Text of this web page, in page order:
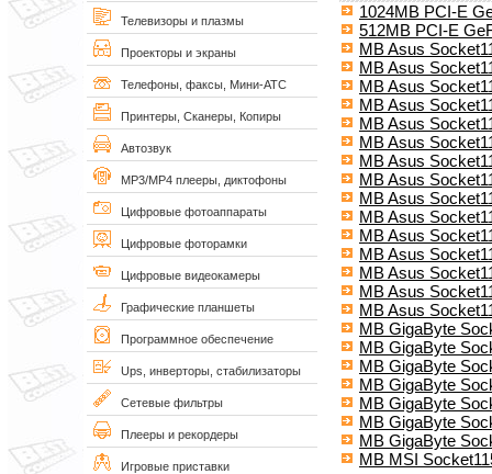
Телевизоры и плазмы
Проекторы и экраны
Телефоны, факсы, Мини-АТС
Принтеры, Сканеры, Копиры
Автозвук
MP3/MP4 плееры, диктофоны
Цифровые фотоаппараты
Цифровые фоторамки
Цифровые видеокамеры
Графические планшеты
Программное обеспечение
Ups, инверторы, стабилизаторы
Сетевые фильтры
Плееры и рекордеры
Игровые приставки
1024MB PCI-E
512MB PCI-E
MB Asus
MB Asus
MB Asus
MB Asus
MB Asus
MB Asus
MB Asus
MB Asus
MB Asus
MB Asus
MB Asus
MB Asus
MB Asus
MB Asus
MB Asus
MB GigaByte
MB GigaByte
MB GigaByte
MB GigaByte
MB GigaByte
MB GigaByte
MB GigaByte
MB MSI